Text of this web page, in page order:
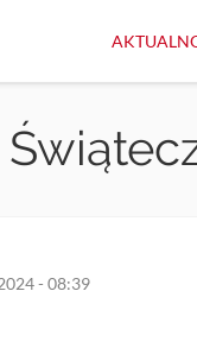
- 08:39